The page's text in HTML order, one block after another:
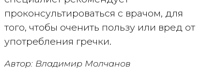
проконсультироваться с врачом, для
того, чтобы оченить пользу или вред от
употребления гречки.
Автор: Владимир Молчанов